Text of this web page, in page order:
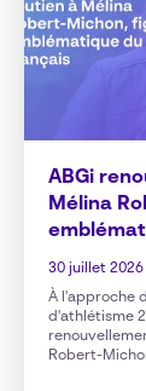
ABGi
Mélina
30 juillet 2026
À l'approche
d'athlétisme
Robert-